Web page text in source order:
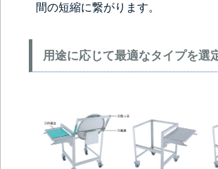
間の短縮に繋がります。
用途に応じて最適なタイプを選